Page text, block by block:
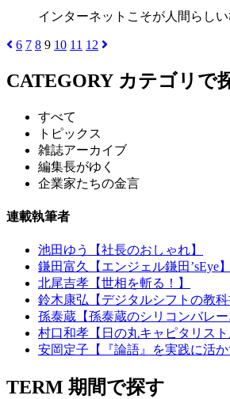
インターネットこそが人間らし
6 7 8 9 10 11 12
CATEGORY カテゴリで
すべて
トピックス
雑誌アーカイブ
編集長がゆく
企業家たちの金言
連載執筆者
池田ゆう【社長のおしゃれ】
鎌田富久【エンジェル鎌田’sEye】
北尾吉孝【世相を斬る！】
鈴木康弘【デジタルシフトの教科
孫泰蔵【孫泰蔵のシリコンバレー
村口和孝【日の丸キャピタリスト
安岡定子【『論語』を実践に活か
TERM 期間で探す